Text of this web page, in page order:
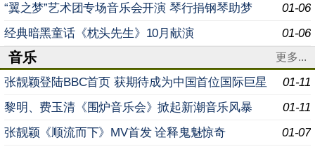
01-06
“翼之梦”艺术团专场音乐会开演 琴行捐钢琴助梦
01-06
经典暗黑童话《枕头先生》10月献演
音乐 更多...
01-11
张靓颖登陆BBC首页 获期待成为中国首位国际巨星
01-11
黎明、费玉清《围炉音乐会》掀起新潮音乐风暴
01-07
张靓颖《顺流而下》MV首发 诠释鬼魅惊奇